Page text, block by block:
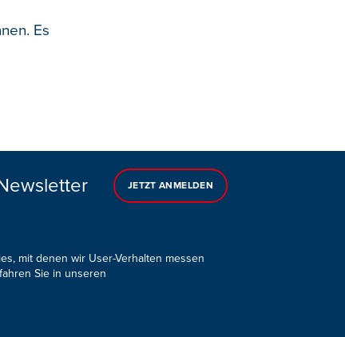
Es
JETZT ANMELDEN
mit denen wir User-Verhalten messen
Sie in unseren